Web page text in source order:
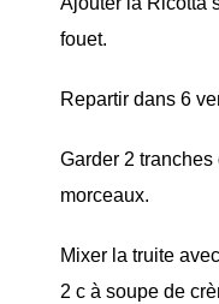
fouet.
Repartir dans 6
Garder 2
morceaux.
Mixer la truite
2 c à soupe de